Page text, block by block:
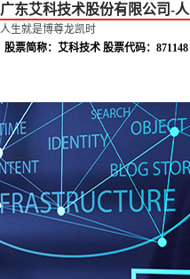
广东艾科技术股份有限公司-
人生就是博尊龙凯时
股票简称：艾科技术 股票代码：871148